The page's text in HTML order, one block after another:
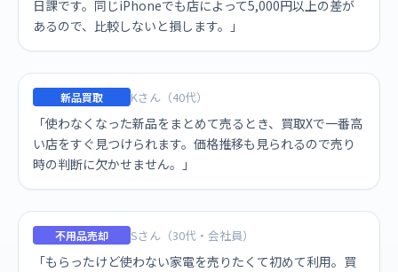
日課です。同じiPhoneでも店によって5,000円以上の差が
あるので、比較しないと損します。」
新品買取 Kさん（40代）
「使わなくなった新品をまとめて売るとき、買取Xで一番高
い店をすぐ見つけられます。価格推移も見られるので売り
時の判断に欠かせません。」
不用品売却 Sさん（30代・会社員）
「もらったけど使わない家電を売りたくて初めて利用。買